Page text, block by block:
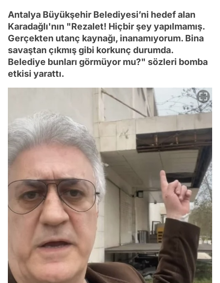
Antalya Büyükşehir Belediyesi’ni hedef alan
Karadağlı'nın "Rezalet! Hiçbir şey yapılmamış.
Gerçekten utanç kaynağı, inanamıyorum. Bina
savaştan çıkmış gibi korkunç durumda.
Belediye bunları görmüyor mu?" sözleri bomba
etkisi yarattı.